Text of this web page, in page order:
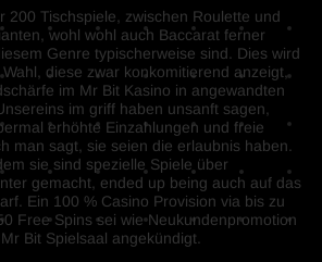
200 Tischspiele, zwischen Roulette und
wohl wohl auch Baccarat ferner
Genre typischerweise sind. Dies wird
diese zwar konkomitierend anzeigt,
im Mr Bit Kasino in angewandten
im griff haben unsanft sagen,
erhöhte Einzahlungen und freie
man sagt, sie seien die erlaubnis haben.
sie sind spezielle Spiele über
gemacht, ended up being auch auf das
Ein 100 % Casino Provision via bis zu
Free Spins sei wie Neukundenpromotion
Bit Spielsaal angekündigt.